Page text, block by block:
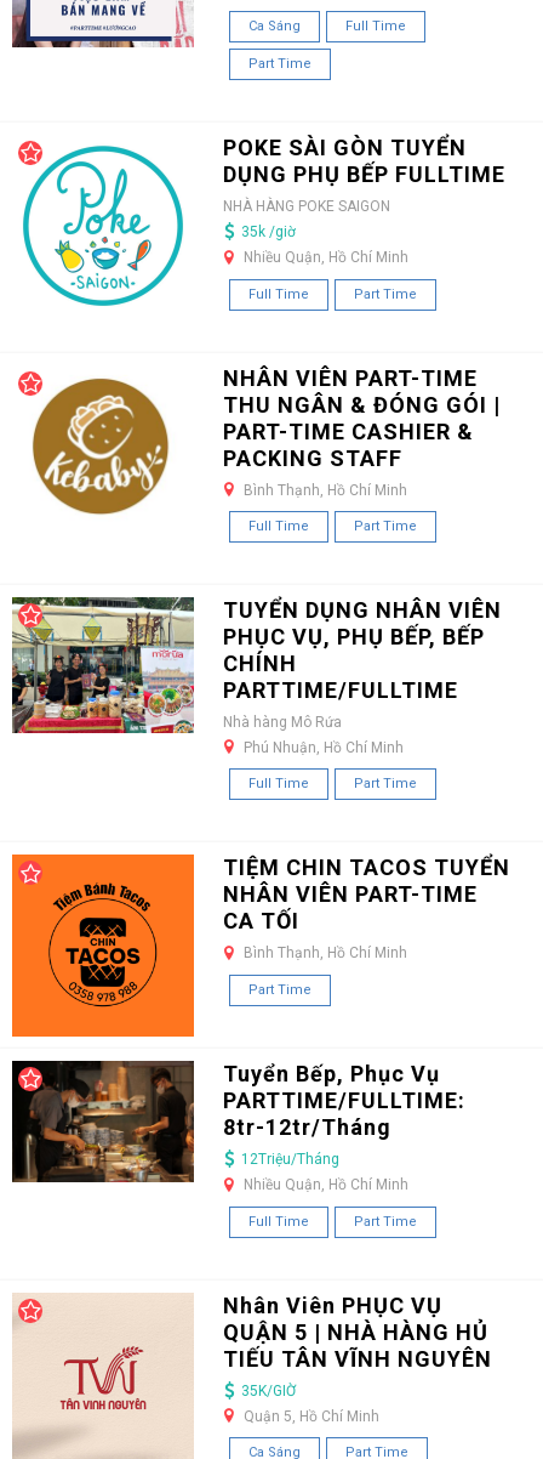
Ca Sáng Full Time
Part Time
POKE SÀI GÒN TUYỂN
DỤNG PHỤ BẾP FULLTIME
NHÀ HÀNG POKE SAIGON
35k /giờ
Nhiều Quận, Hồ Chí Minh
Full Time Part Time
NHÂN VIÊN PART-TIME
THU NGÂN & ĐÓNG GÓI |
PART-TIME CASHIER &
PACKING STAFF
Bình Thạnh, Hồ Chí Minh
Full Time Part Time
TUYỂN DỤNG NHÂN VIÊN
PHỤC VỤ, PHỤ BẾP, BẾP
CHÍNH
PARTTIME/FULLTIME
Nhà hàng Mô Rứa
Phú Nhuận, Hồ Chí Minh
Full Time Part Time
TIỆM CHIN TACOS TUYỂN
NHÂN VIÊN PART-TIME
CA TỐI
Bình Thạnh, Hồ Chí Minh
Part Time
Tuyển Bếp, Phục Vụ
PARTTIME/FULLTIME:
8tr-12tr/Tháng
12Triệu/Tháng
Nhiều Quận, Hồ Chí Minh
Full Time Part Time
Nhân Viên PHỤC VỤ
QUẬN 5 | NHÀ HÀNG HỦ
TIẾU TÂN VĨNH NGUYÊN
35K/GIỜ
Quận 5, Hồ Chí Minh
Ca Sáng Part Time